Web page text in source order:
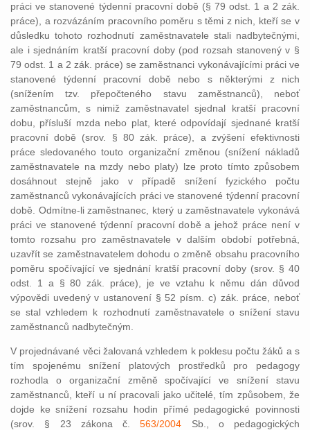
práci ve stanovené týdenní pracovní době (§ 79 odst. 1 a 2 zák.
práce), a rozvázáním pracovního poměru s těmi z nich, kteří se v
důsledku tohoto rozhodnutí zaměstnavatele stali nadbytečnými,
ale i sjednáním kratší pracovní doby (pod rozsah stanovený v §
79 odst. 1 a 2 zák. práce) se zaměstnanci vykonávajícími práci ve
stanovené týdenní pracovní době nebo s některými z nich
(snížením tzv. přepočteného stavu zaměstnanců), neboť
zaměstnancům, s nimiž zaměstnavatel sjednal kratší pracovní
dobu, přísluší mzda nebo plat, které odpovídají sjednané kratší
pracovní době (srov. § 80 zák. práce), a zvýšení efektivnosti
práce sledovaného touto organizační změnou (snížení nákladů
zaměstnavatele na mzdy nebo platy) lze proto tímto způsobem
dosáhnout stejně jako v případě snížení fyzického počtu
zaměstnanců vykonávajících práci ve stanovené týdenní pracovní
době. Odmítne-li zaměstnanec, který u zaměstnavatele vykonává
práci ve stanovené týdenní pracovní době a jehož práce není v
tomto rozsahu pro zaměstnavatele v dalším období potřebná,
uzavřít se zaměstnavatelem dohodu o změně obsahu pracovního
poměru spočívající ve sjednání kratší pracovní doby (srov. § 40
odst. 1 a § 80 zák. práce), je ve vztahu k němu dán důvod
výpovědi uvedený v ustanovení § 52 písm. c) zák. práce, neboť
se stal vzhledem k rozhodnutí zaměstnavatele o snížení stavu
zaměstnanců nadbytečným.
V projednávané věci žalovaná vzhledem k poklesu počtu žáků a s
tím spojenému snížení platových prostředků pro pedagogy
rozhodla o organizační změně spočívající ve snížení stavu
zaměstnanců, kteří u ní pracovali jako učitelé, tím způsobem, že
dojde ke snížení rozsahu hodin přímé pedagogické povinnosti
(srov. § 23 zákona č.563/2004 Sb., o pedagogických